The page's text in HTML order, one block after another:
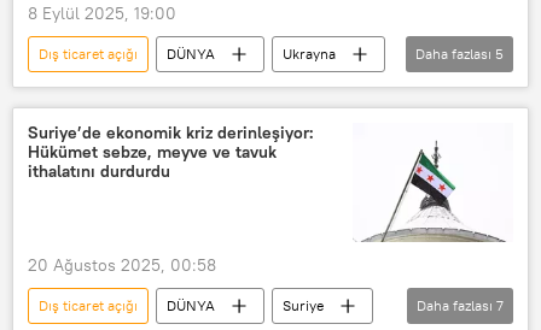
8 Eylül 2025, 19:00
Dış ticaret açığı DÜNYA
Ukrayna
BRICS
Rusya
Ticaret
Ticaret Bakanlığı
e ticaret
Daha fazlası 5
Suriye’de ekonomik kriz derinleşiyor:
Hükümet sebze, meyve ve tavuk
ithalatını durdurdu
20 Ağustos 2025, 00:58
Dış ticaret açığı DÜNYA
Suriye
Daha fazlası 7